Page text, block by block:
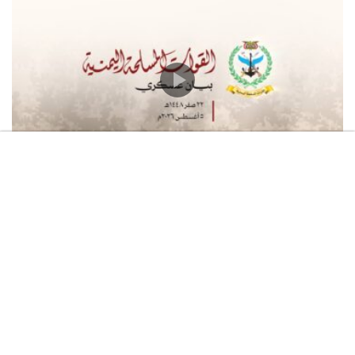
برومو 2 – مشاهد نوعية لتحرير عشرات
المواقع في محور جيزان